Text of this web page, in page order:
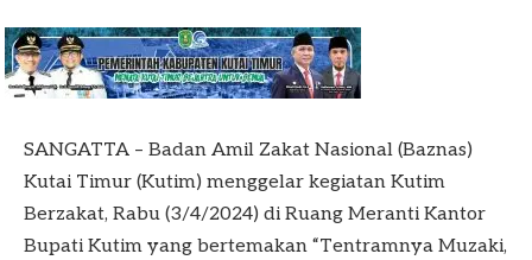
SANGATTA – Badan Amil Zakat Nasional (Baznas)
Kutai Timur (Kutim) menggelar kegiatan Kutim
Berzakat, Rabu (3/4/2024) di Ruang Meranti Kantor
Bupati Kutim yang bertemakan “Tentramnya Muzaki,